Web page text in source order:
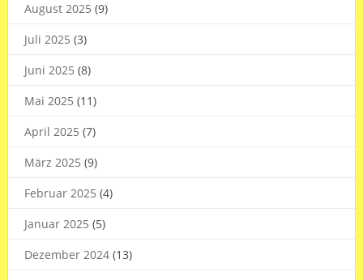
August 2025 (9)
Juli 2025 (3)
Juni 2025 (8)
Mai 2025 (11)
April 2025 (7)
März 2025 (9)
Februar 2025 (4)
Januar 2025 (5)
Dezember 2024(13)